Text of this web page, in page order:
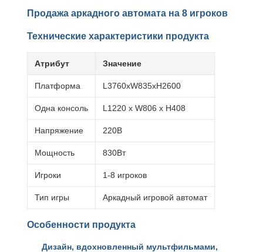
Продажа аркадного автомата на 8 игроков
Технические характеристики продукта
Атрибут Значение
Платформа L3760xW835xH2600
Одна консоль L1220 x W806 x H408
Напряжение 220В
Мощность 830Вт
Игроки 1-8 игроков
Тип игры Аркадный игровой автомат
Особенности продукта
Дизайн, вдохновленный мультфильмами,